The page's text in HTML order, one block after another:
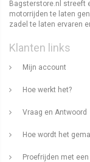
Bagsterstore.nl streeft
motorrijden te laten
zadel te laten ervaren
Klanten links
Mijn account
Hoe werkt het?
Vraag en Antwoord
Hoe wordt het
Proefrijden met